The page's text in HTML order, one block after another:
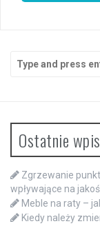
Search
for:
Ostatnie
Zgrzewanie
wpływające na
Meble na raty –
Kiedy należy